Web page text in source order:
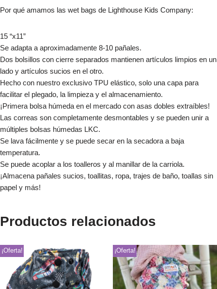
Por qué amamos las wet bags de Lighthouse Kids Company:
15 “x11”
Se adapta a aproximadamente 8-10 pañales.
Dos bolsillos con cierre separados mantienen artículos limpios en un
lado y artículos sucios en el otro.
Hecho con nuestro exclusivo TPU elástico, solo una capa para
facilitar el plegado, la limpieza y el almacenamiento.
¡Primera bolsa húmeda en el mercado con asas dobles extraíbles!
Las correas son completamente desmontables y se pueden unir a
múltiples bolsas húmedas LKC.
Se lava fácilmente y se puede secar en la secadora a baja
temperatura.
Se puede acoplar a los toalleros y al manillar de la carriola.
¡Almacena pañales sucios, toallitas, ropa, trajes de baño, toallas sin
papel y más!
Productos relacionados
¡Oferta! ¡Oferta!